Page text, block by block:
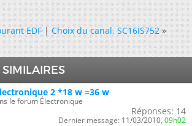
EDF|Choix du canal, SC16IS752 »
2 *18 w =36 w
le forum Électronique
Réponses: 14
Dernier message: 11/03/2010, 09h02